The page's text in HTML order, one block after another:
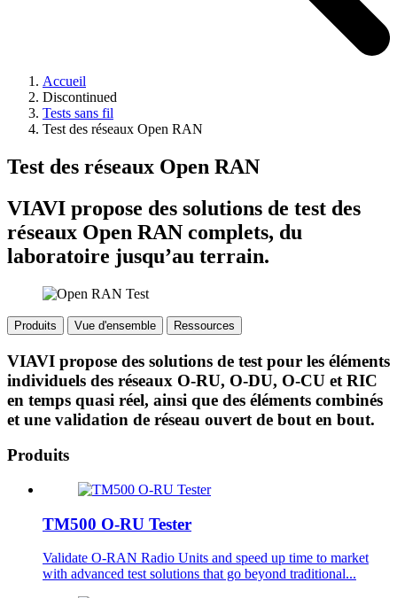
Accueil
Discontinued
Tests sans fil
Test des réseaux Open RAN
Test des réseaux Open RAN
VIAVI propose des solutions de test des
réseaux Open RAN complets, du
laboratoire jusqu’au terrain.
Produits Vue d'ensemble Ressources
VIAVI propose des solutions de test pour les éléments
individuels des réseaux O-RU, O-DU, O-CU et RIC
en temps quasi réel, ainsi que des éléments combinés
et une validation de réseau ouvert de bout en bout.
Produits
TM500 O-RU Tester
Validate O-RAN Radio Units and speed up time to market
with advanced test solutions that go beyond traditional...